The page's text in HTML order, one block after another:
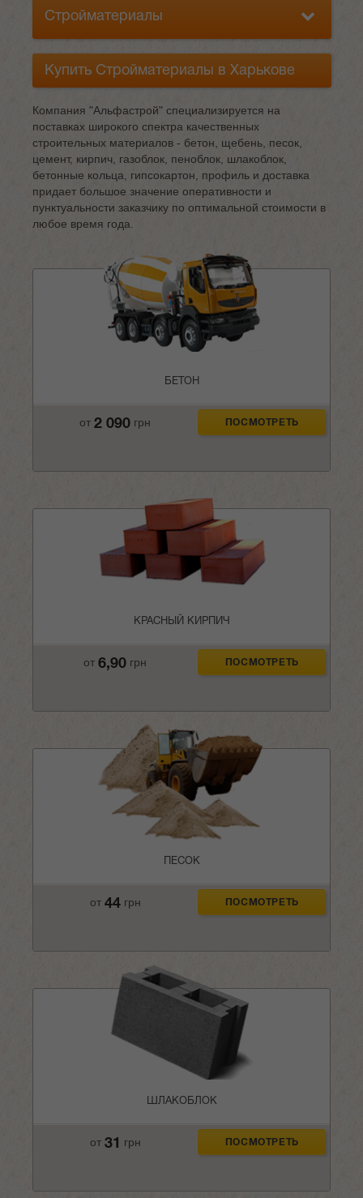
Стройматериалы
Купить Стройматериалы в Харькове
Компания "Альфастрой" специализируется на
поставках широкого спектра качественных
строительных материалов - бетон, щебень, песок,
цемент, кирпич, газоблок, пеноблок, шлакоблок,
бетонные кольца, гипсокартон, профиль и доставка
придает большое значение оперативности и
пунктуальности заказчику по оптимальной стоимости в
любое время года.
БЕТОН
от2 090 грн ПОСМОТРЕТЬ
КРАСНЫЙ КИРПИЧ
от6,90 грн ПОСМОТРЕТЬ
ПЕСОК
от 44грн ПОСМОТРЕТЬ
ШЛАКОБЛОК
от 31 грн ПОСМОТРЕТЬ